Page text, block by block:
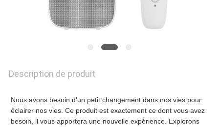
NOUS
CONTACTER
Description de produit
Nous avons besoin d'un petit changement dans nos vies pour
éclairer nos vies. Ce produit est exactement ce dont vous avez
besoin, il vous apportera une nouvelle expérience. Explorons